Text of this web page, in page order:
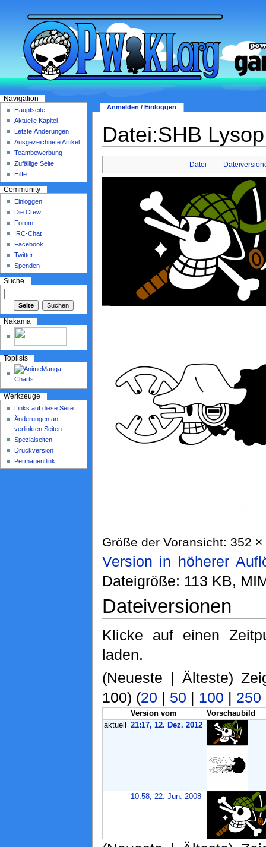
Datei:SHB
Datei
Größe der Voransicht: 352
Version in höherer
Dateigröße: 113 KB,
Dateiversionen
Klicke auf einen
laden.
(Neueste | Älteste)
100) (20 | 50 | 100 | 250
Version vom
Vorschaubild
aktuell
21:17, 12. Dez. 2012
10:58, 22. Jun. 2008
Anmelden / Einloggen
Navigation
Hauptseite
Aktuelle Kapitel
Letzte Änderungen
Ausgezeichnete Artikel
Teambewerbung
Zufällige Seite
Hilfe
Community
Einloggen
Die Crew
Forum
IRC-Chat
Facebook
Twitter
Spenden
Suche
Nakama
Toplists
Werkzeuge
Links auf diese Seite
Änderungen an
verlinkten Seiten
Spezialseiten
Druckversion
Permanentlink